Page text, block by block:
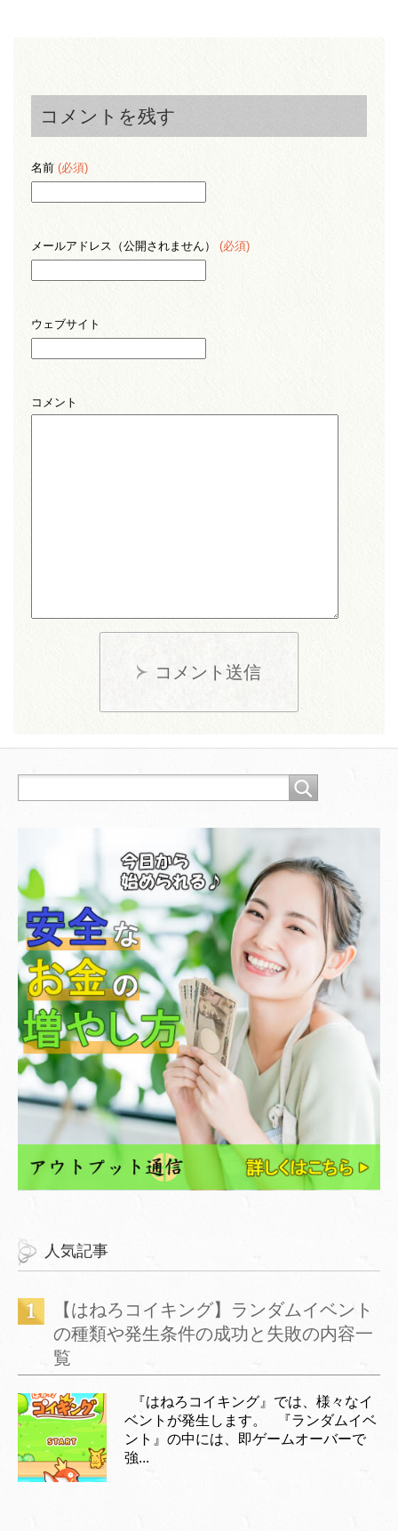
コメントを残す
名前 (必須)
メールアドレス（公開されません） (必須)
ウェブサイト
コメント
コメント送信
人気記事
【はねろコイキング】ランダムイベント
の種類や発生条件の成功と失敗の内容一
覧
『はねろコイキング』では、様々なイ
ベントが発生します。 『ランダムイベ
ント』の中には、即ゲームオーバーで
強...